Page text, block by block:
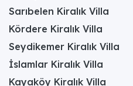
Sarıbelen Kiralık Villa
Kördere Kiralık Villa
Seydikemer Kiralık Villa
İslamlar Kiralık Villa
Kayaköy Kiralık Villa